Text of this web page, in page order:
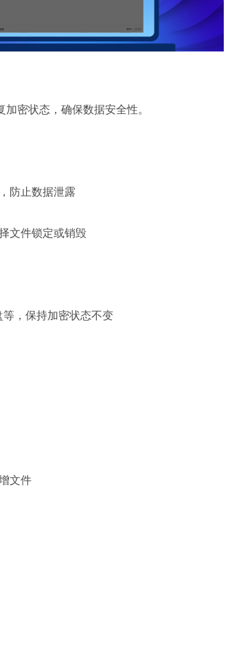
密状态，确保数据安全性。
防止数据泄露
文件锁定或销毁
，保持加密状态不变
文件